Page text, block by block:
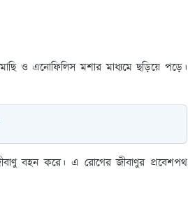
ও এনোফিলিস মশার মাধ্যমে ছড়িয়ে পড়ে।
বহন করে। এ রোগের জীবাণুর প্রবেশপথ